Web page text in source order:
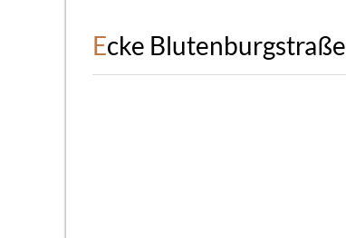
Ecke Blutenburgstraße